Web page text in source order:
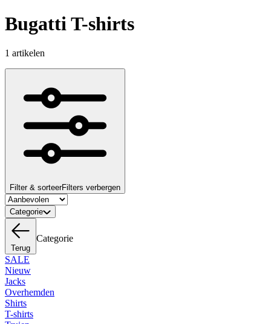
Bugatti T-shirts
1 artikelen
Filter & sorteerFilters verbergen
Categorie
Terug
Categorie
SALE
Nieuw
Jacks
Overhemden
Shirts
T-shirts